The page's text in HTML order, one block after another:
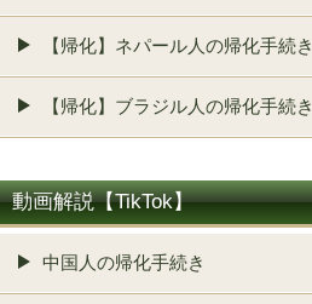
【帰化】ネパール人の帰化手続き
【帰化】ブラジル人の帰化手続き
動画解説【TikTok】
中国人の帰化手続き